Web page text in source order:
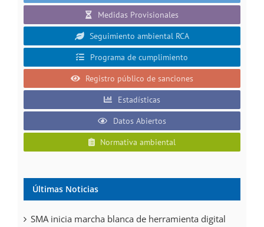
Medidas Provisionales
Seguimiento ambiental RCA
Programa de cumplimiento
Registro público de sanciones
Estadísticas
Datos Abiertos
Normativa ambiental
Últimas Noticias
SMA inicia marcha blanca de herramienta digital